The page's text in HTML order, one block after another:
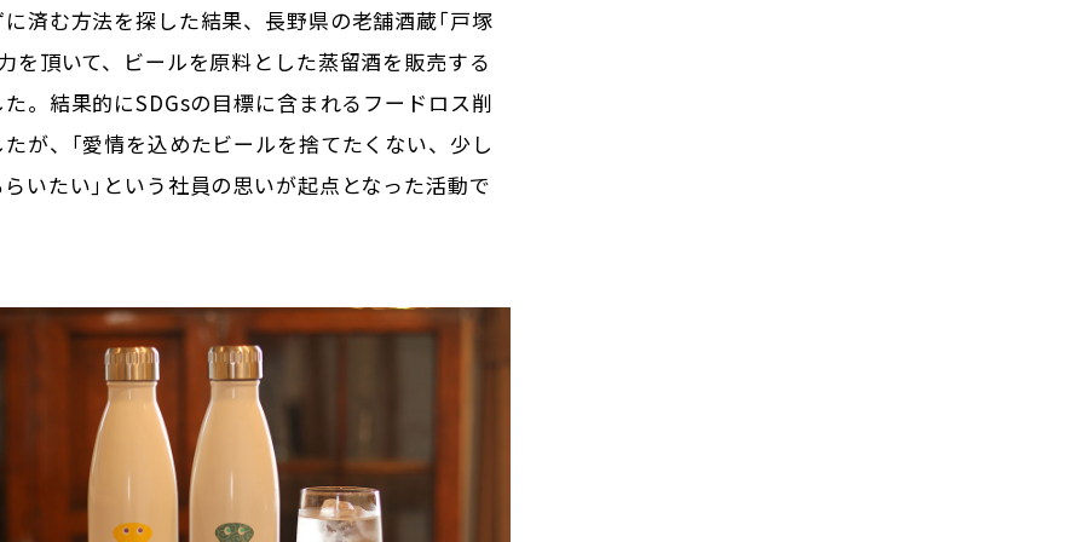
済む方法を探した結果、長野県の老舗酒蔵｢戸塚
を頂いて、ビールを原料とした蒸留酒を販売する
。結果的にSDGsの目標に含まれるフードロス削
が、｢愛情を込めたビールを捨てたくない、少し
いたい｣という社員の思いが起点となった活動で